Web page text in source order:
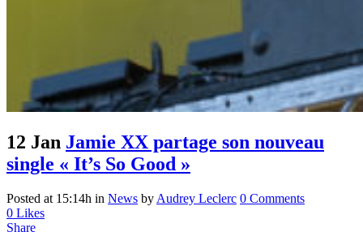
12 Jan Jamie XX partage son nouveau
single « It’s So Good »
Posted at 15:14h in News by Audrey Leclerc 0 Comments
0 Likes
Share